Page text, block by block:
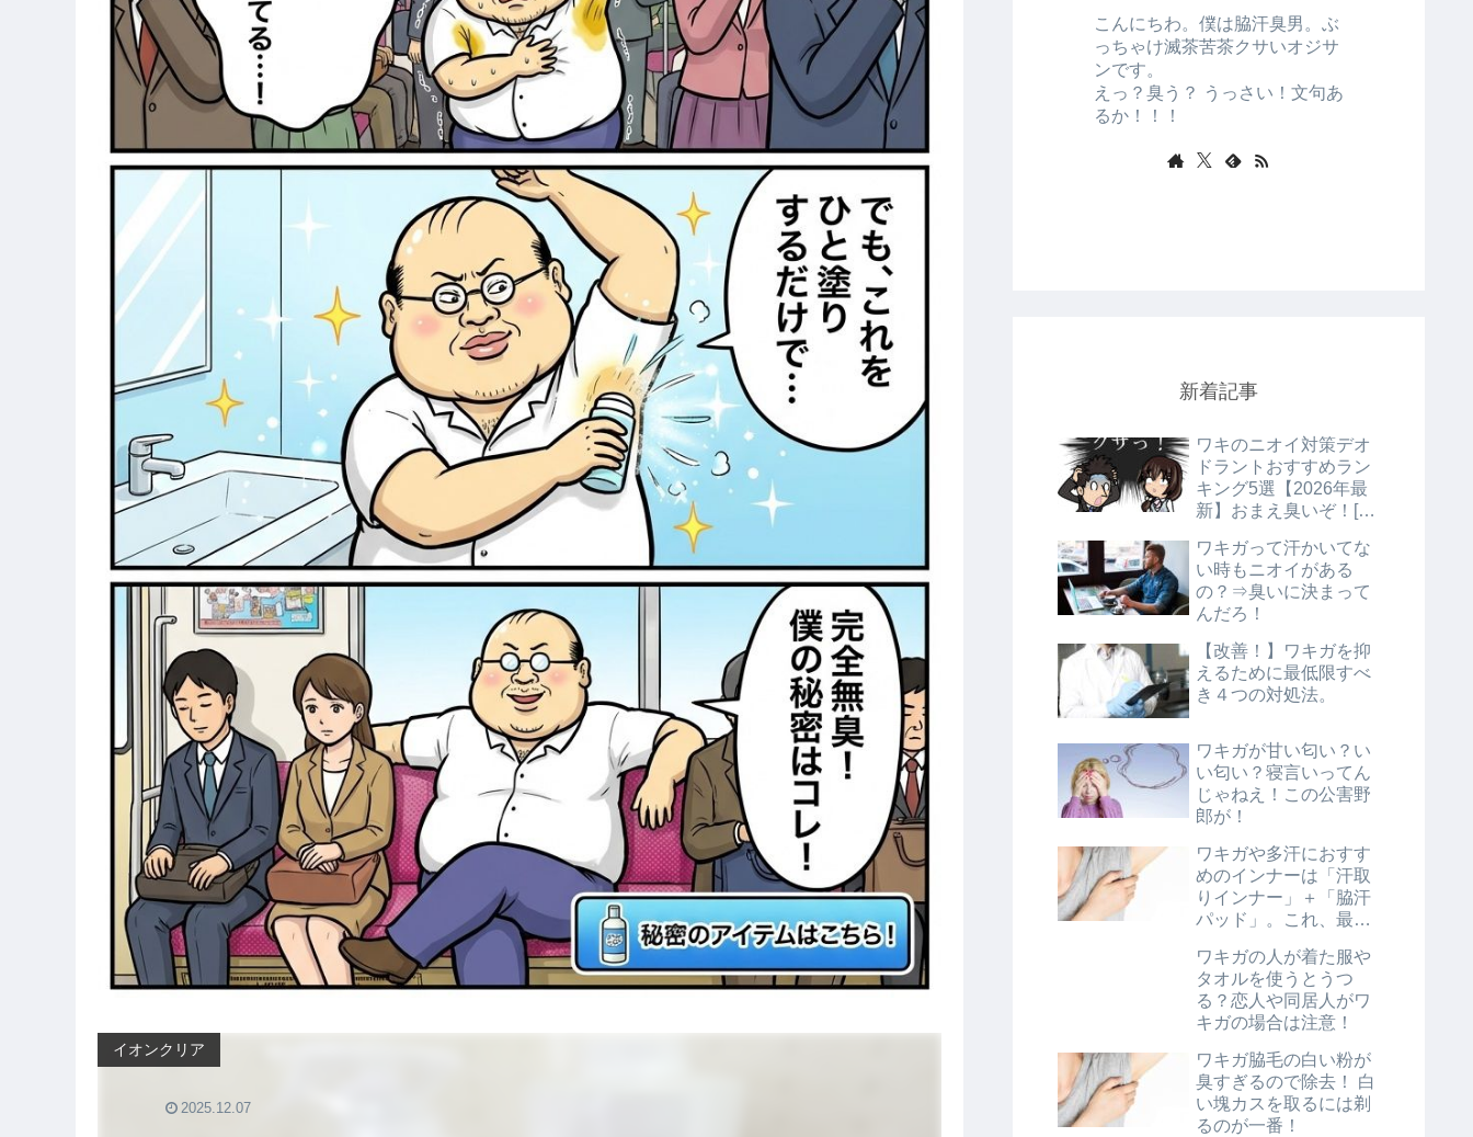
イオンクリア
2025.12.07
こんにちわ。僕は脇汗臭男。ぶ
っちゃけ滅茶苦茶クサいオジサ
ンです。
えっ？臭う？ うっさい！文句あ
るか！！！
新着記事
ワキのニオイ対策デオ
ドラントおすすめラン
キング5選【2026年最
新】おまえ臭いぞ！[最
ワキガって汗かいてな
い時もニオイがある
の？⇒臭いに決まって
んだろ！
【改善！】ワキガを抑
えるために最低限すべ
き４つの対処法。
ワキガが甘い匂い？い
い匂い？寝言いってん
じゃねえ！この公害野
郎が！
ワキガや多汗におすす
めのインナーは「汗取
りインナー」＋「脇汗
パッド」。これ、最
ワキガの人が着た服や
タオルを使うとうつ
る？恋人や同居人がワ
キガの場合は注意！
ワキガ脇毛の白い粉が
臭すぎるので除去！ 白
い塊カスを取るには剃
るのが一番！